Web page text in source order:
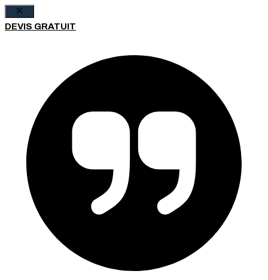
Fermer
DEVIS GRATUIT